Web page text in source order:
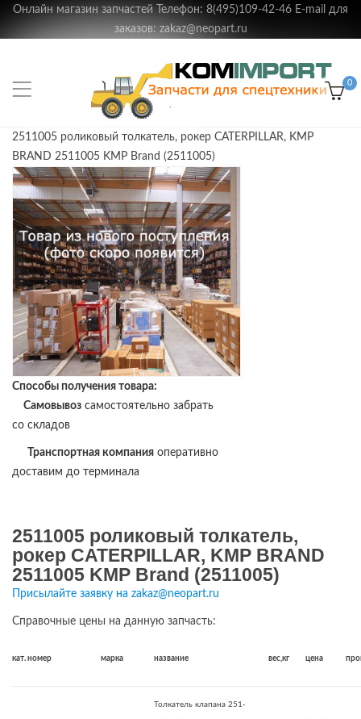
Онлайн магазин запчастей Телефон: 8(495)109-42-46 E-mail для
заказов: zakaz@neopart.ru
0
2511005 роликовый толкатель, рокер CATERPILLAR, KMP
BRAND 2511005 KMP Brand (2511005)
Способы получения товара:
Самовывоз самостоятельно забрать
со складов
Транспортная компания оперативно
доставим до терминала
2511005 роликовый толкатель,
рокер CATERPILLAR, KMP BRAND
2511005 KMP Brand (2511005)
Присылайте заявку на zakaz@neopart.ru
Справочные цены на данную запчасть:
кат. номер марка название вес,кг цена
Толкатель клапана 251-